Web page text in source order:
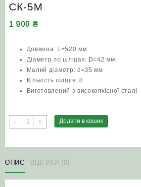
СК-5М
1 900 ₴
Довжина: L=520 мм
Діаметр по шліцах: D=42 мм
Малий діаметр: d=35 мм
Кількість шліців: 8
Виготовлений з високоякісної сталі
-
Вал
первинний
КПП
НИВА
+ Додати в кошик
ОПИС ВІДГУКИ (0)